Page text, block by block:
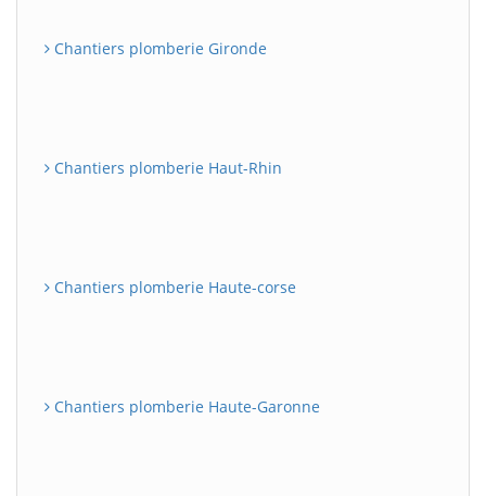
Chantiers plomberie Gironde
Chantiers plomberie Haut-Rhin
Chantiers plomberie Haute-corse
Chantiers plomberie Haute-Garonne